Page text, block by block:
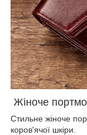
Жіноче
Стильне жіноче
коров'ячої шкіри.